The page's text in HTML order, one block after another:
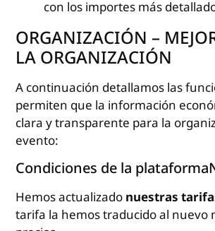
con los importes más
ORGANIZACIÓN –
LA ORGANIZACIÓN
A continuación detallamos las
permiten que la información
clara y transparente para la
evento:
Condiciones de la
Hemos actualizado nuestras
tarifa la hemos traducido al nuevo